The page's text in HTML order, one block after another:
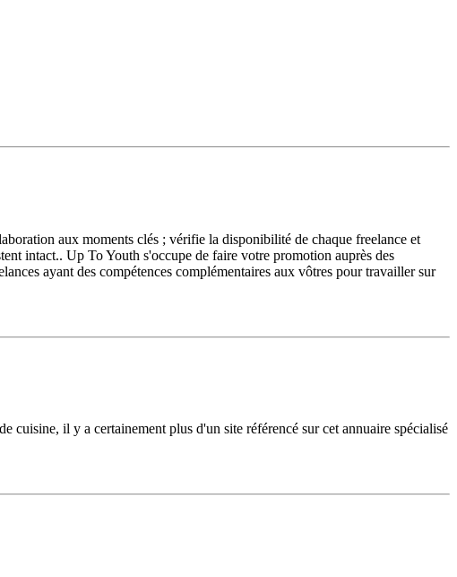
aux moments clés ; vérifie la disponibilité de chaque freelance et
intact.. Up To Youth s'occupe de faire votre promotion auprès des
ayant des compétences complémentaires aux vôtres pour travailler sur
cuisine, il y a certainement plus d'un site référencé sur cet annuaire spécialisé